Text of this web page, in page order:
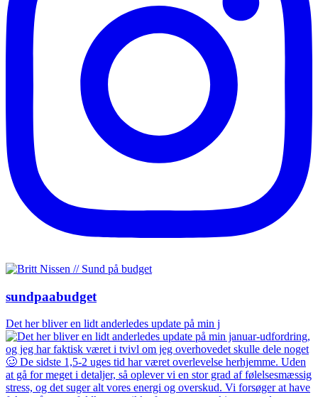
sundpaabudget
Det her bliver en lidt anderledes update på min j